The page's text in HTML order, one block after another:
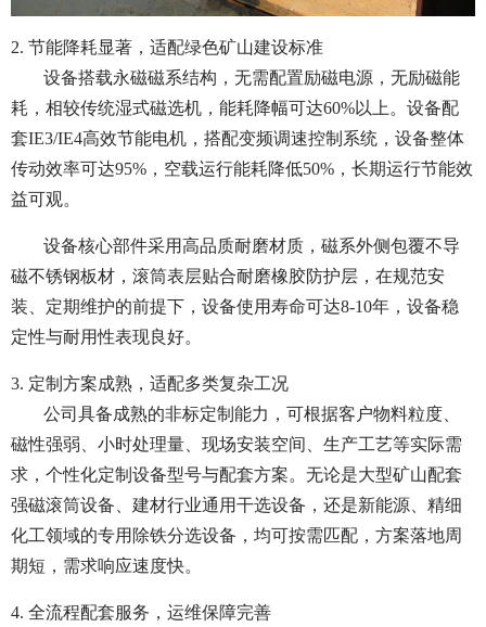
2. 节能降耗显著，适配绿色矿山建设标准
设备搭载永磁磁系结构，无需配置励磁电源，无励磁能
耗，相较传统湿式磁选机，能耗降幅可达60%以上。设备配
套IE3/IE4高效节能电机，搭配变频调速控制系统，设备整体
传动效率可达95%，空载运行能耗降低50%，长期运行节能效
益可观。
设备核心部件采用高品质耐磨材质，磁系外侧包覆不导
磁不锈钢板材，滚筒表层贴合耐磨橡胶防护层，在规范安
装、定期维护的前提下，设备使用寿命可达8-10年，设备稳
定性与耐用性表现良好。
3. 定制方案成熟，适配多类复杂工况
公司具备成熟的非标定制能力，可根据客户物料粒度、
磁性强弱、小时处理量、现场安装空间、生产工艺等实际需
求，个性化定制设备型号与配套方案。无论是大型矿山配套
强磁滚筒设备、建材行业通用干选设备，还是新能源、精细
化工领域的专用除铁分选设备，均可按需匹配，方案落地周
期短，需求响应速度快。
4. 全流程配套服务，运维保障完善